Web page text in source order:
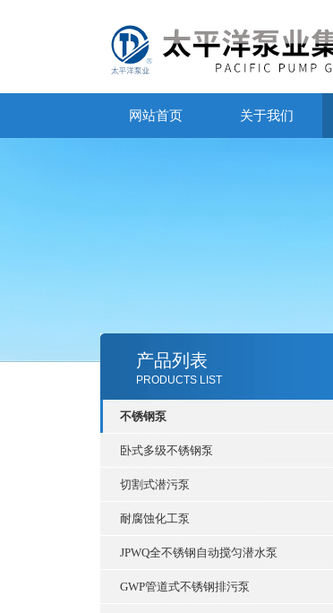
网站首页 关于我们
产品列表
PRODUCTS LIST
不锈钢泵
卧式多级不锈钢泵
切割式潜污泵
耐腐蚀化工泵
JPWQ全不锈钢自动搅匀潜水泵
GWP管道式不锈钢排污泵